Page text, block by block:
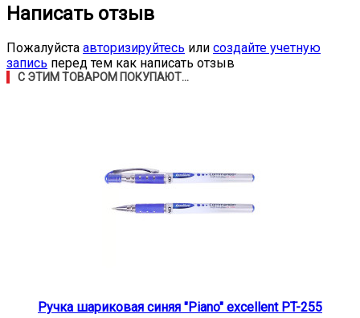
Написать отзыв
Пожалуйста авторизируйтесь или создайте учетную
запись перед тем как написать отзыв
С ЭТИМ ТОВАРОМ ПОКУПАЮТ...
Ручка шариковая синяя "Piano" excellent PT-255